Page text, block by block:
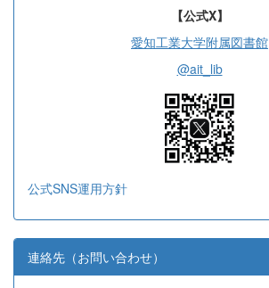
【公式X】
愛知工業大学附属図書館
@ait_lib
公式SNS運用方針
連絡先（お問い合わせ）